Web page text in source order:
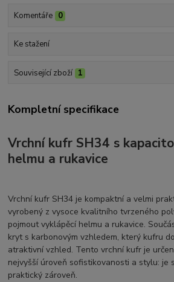
Komentáře 0
Ke stažení
Související zboží 1
Kompletní specifikace
Vrchní kufr SH34 s
helmu a rukavice
Vrchní kufr SH34 je kompaktní a velmi
vyrobený z vysoce kvalitního tvrzeného
pojmout vyklápěcí helmu a rukavice.
kryt s karbonovým vzhledem, který kufru
atraktivní vzhled. Tento vrchní kufr je
nejvyšší úroveň sofistikovanosti a stylu: je
praktický zároveň.